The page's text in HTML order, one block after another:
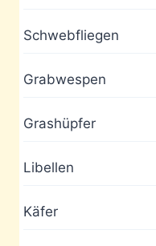
Schwebfliegen
Grabwespen
Grashüpfer
Libellen
Käfer